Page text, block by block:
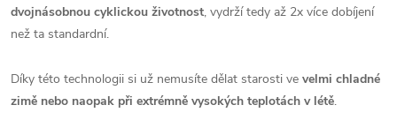
dvojnásobnou cyklickou životnost, vydrží tedy až 2x více dobíjení
než ta standardní.
Díky této technologii si už nemusíte dělat starosti ve velmi chladné
zimě nebo naopak při extrémně vysokých teplotách v létě.